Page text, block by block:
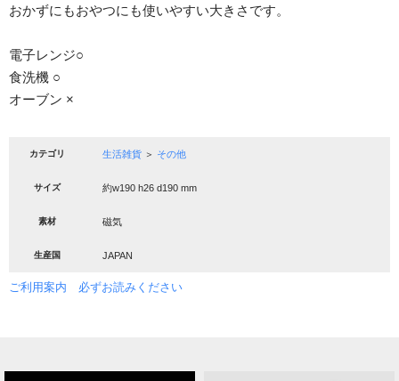
おかずにもおやつにも使いやすい大きさです。
電子レンジ○
食洗機 ○
オーブン ×
カテゴリ 生活雑貨 ＞ その他
サイズ 約w190 h26 d190 mm
素材 磁気
生産国 JAPAN
ご利用案内 必ずお読みください